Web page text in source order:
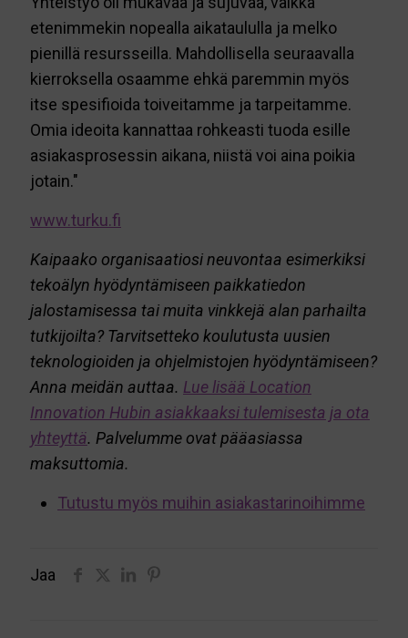
etenimmekin nopealla aikataululla ja melko
pienillä resursseilla. Mahdollisella seuraavalla
kierroksella osaamme ehkä paremmin myös
itse spesifioida toiveitamme ja tarpeitamme.
Omia ideoita kannattaa rohkeasti tuoda esille
asiakasprosessin aikana, niistä voi aina poikia
jotain."
www.turku.fi
Kaipaako organisaatiosi neuvontaa esimerkiksi
tekoälyn hyödyntämiseen paikkatiedon
jalostamisessa tai muita vinkkejä alan parhailta
tutkijoilta? Tarvitsetteko koulutusta uusien
teknologioiden ja ohjelmistojen hyödyntämiseen?
Anna meidän auttaa. Lue lisää Location
Innovation Hubin asiakkaaksi tulemisesta ja ota
yhteyttä. Palvelumme ovat pääasiassa
maksuttomia.
Tutustu myös muihin asiakastarinoihimme
Jaa